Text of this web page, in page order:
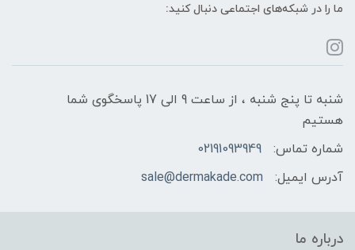
ما را در شبکه‌های اجتماعی دنبال کنید:
شنبه تا پنج شنبه ، از ساعت 9 الی 17 پاسخگوی شما
هستیم
شماره تماس:
02191093949
آدرس ایمیل:
sale@dermakade.com
درباره ما